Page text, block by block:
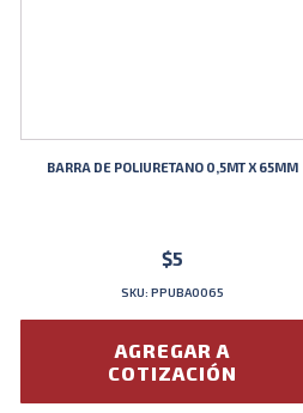
BARRA DE POLIURETANO 0,5MT X 65MM
$5
SKU: PPUBA0065
AGREGAR A
COTIZACIÓN